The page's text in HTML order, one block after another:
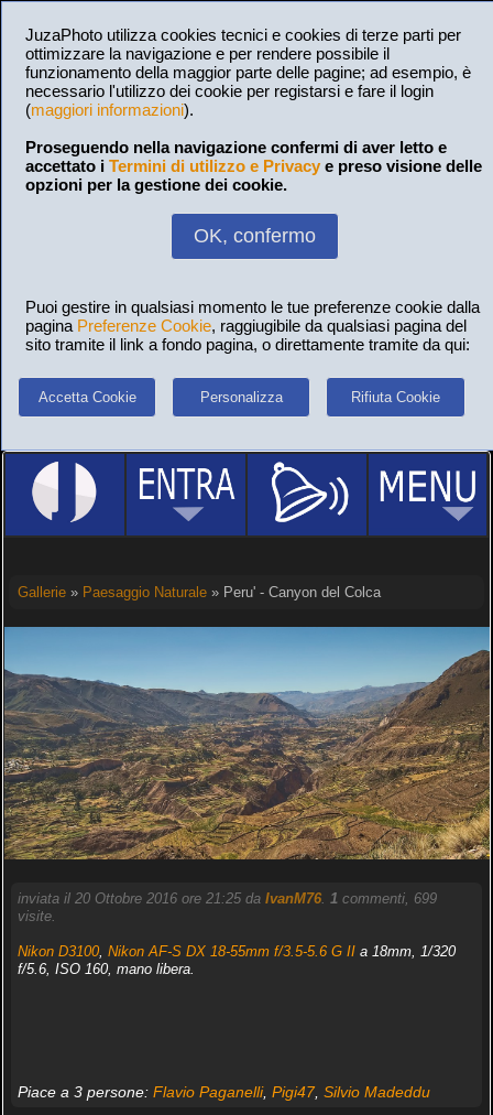
JuzaPhoto utilizza cookies tecnici e cookies di terze parti per
ottimizzare la navigazione e per rendere possibile il
funzionamento della maggior parte delle pagine; ad esempio, è
necessario l'utilizzo dei cookie per registarsi e fare il login
(maggiori informazioni).
Proseguendo nella navigazione confermi di aver letto e
accettato i Termini di utilizzo e Privacy e preso visione delle
opzioni per la gestione dei cookie.
OK, confermo
Puoi gestire in qualsiasi momento le tue preferenze cookie dalla
pagina Preferenze Cookie, raggiugibile da qualsiasi pagina del
sito tramite il link a fondo pagina, o direttamente tramite da qui:
Accetta Cookie Personalizza Rifiuta Cookie
Gallerie» Paesaggio Naturale» Peru' - Canyon del Colca
inviata il 20 Ottobre 2016 ore 21:25 da IvanM76. 1 commenti, 699
visite.
Nikon D3100, Nikon AF-S DX 18-55mm f/3.5-5.6 G IIa 18mm, 1/320
f/5.6, ISO 160, mano libera.
Piace a 3 persone: Flavio Paganelli, Pigi47, Silvio Madeddu